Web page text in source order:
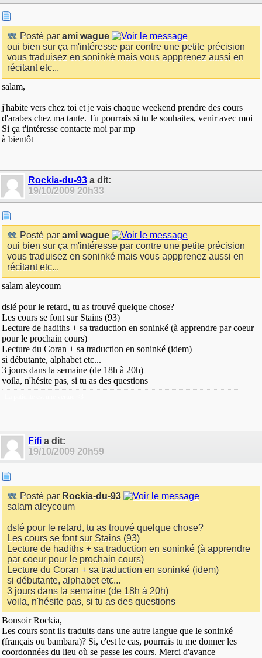
Posté par ami wague
oui bien sur ça m'intéresse par contre une petite précision
vous traduisez en soninké mais vous appprenez aussi en
récitant etc...
salam,
j'habite vers chez toi et je vais chaque weekend prendre des cours
d'arabes chez ma tante. Tu pourrais si tu le souhaites, venir avec moi
Si ça t'intéresse contacte moi par mp
à bientôt
Rockia-du-93 a dit:
19/10/2009 20h33
Posté par ami wague
oui bien sur ça m'intéresse par contre une petite précision
vous traduisez en soninké mais vous appprenez aussi en
récitant etc...
salam aleycoum
dslé pour le retard, tu as trouvé quelque chose?
Les cours se font sur Stains (93)
Lecture de hadiths + sa traduction en soninké (à apprendre par coeur
pour le prochain cours)
Lecture du Coran + sa traduction en soninké (idem)
si débutante, alphabet etc...
3 jours dans la semaine (de 18h à 20h)
voila, n'hésite pas, si tu as des questions
Fifi a dit:
19/10/2009 20h59
Posté par Rockia-du-93
salam aleycoum
dslé pour le retard, tu as trouvé quelque chose?
Les cours se font sur Stains (93)
Lecture de hadiths + sa traduction en soninké (à apprendre
par coeur pour le prochain cours)
Lecture du Coran + sa traduction en soninké (idem)
si débutante, alphabet etc...
3 jours dans la semaine (de 18h à 20h)
voila, n'hésite pas, si tu as des questions
Bonsoir Rockia,
Les cours sont ils traduits dans une autre langue que le soninké
(français ou bambara)? Si, c'est le cas, pourrais tu me donner les
coordonnées du lieu où se passe les cours. Merci d'avance